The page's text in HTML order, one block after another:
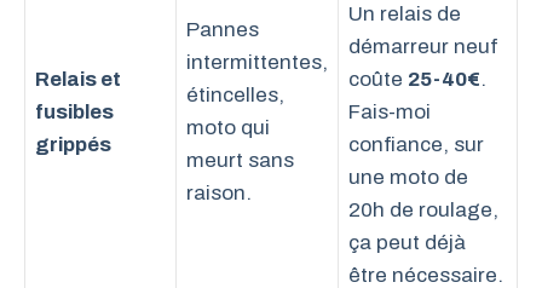
Relais et
fusibles
grippés
Pannes
intermittentes,
étincelles,
moto qui
meurt sans
raison.
Un relais de
démarreur neuf
coûte 25-40€.
Fais-moi
confiance, sur
une moto de
20h de roulage,
ça peut déjà
être nécessaire.